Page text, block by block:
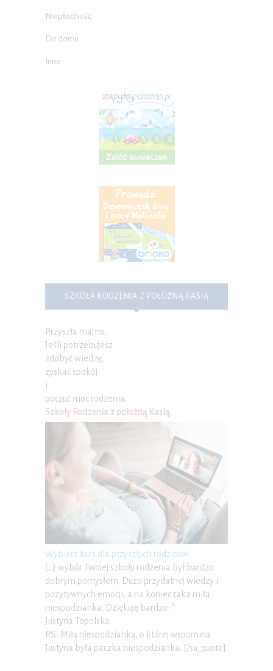
Niepłodność
Do domu
Inne
SZKOŁA RODZENIA Z POŁOŻNĄ KASIĄ
Przyszła mamo,
Jeśli potrzebujesz
zdobyć wiedzę,
zyskać spokój
i
poczuć moc rodzenia.
Szkoły Rodzenia z położną Kasią.
Wybierz kurs dla przyszłych rodziców
(…) wybór Twojej szkoły rodzenia był bardzo
dobrym pomysłem. Dużo przydatnej wiedzy i
pozytywnych emocji, a na koniec taka miła
niespodzianka. Dziękuję bardzo :*
Justyna Topolska
P.S.: Miłą niespodzianką, o której wspomina
Justyna była paczka niespodzianka. [/su_quote]